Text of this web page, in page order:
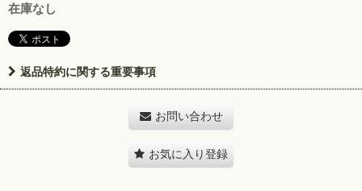
在庫なし
返品特約に関する重要事項
お問い合わせ
お気に入り登録